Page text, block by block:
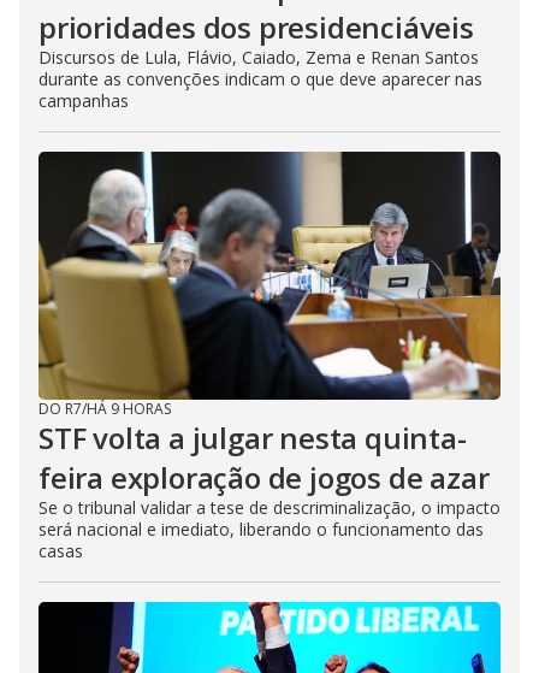
prioridades dos presidenciáveis
Discursos de Lula, Flávio, Caiado, Zema e Renan Santos
durante as convenções indicam o que deve aparecer nas
campanhas
DO R7/HÁ 9 HORAS
STF volta a julgar nesta quinta-
feira exploração de jogos de azar
Se o tribunal validar a tese de descriminalização, o impacto
será nacional e imediato, liberando o funcionamento das
casas